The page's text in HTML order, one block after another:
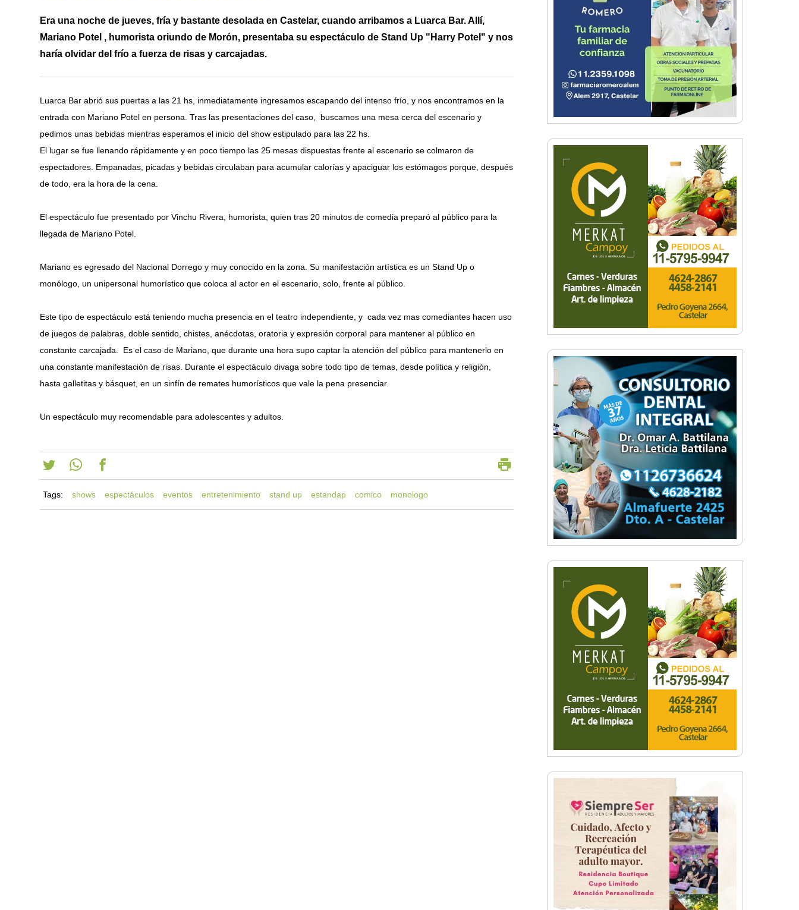
Era una noche de jueves, fría y bastante desolada en Castelar, cuando arribamos a Luarca Bar. Allí,
Mariano Potel , humorista oriundo de Morón, presentaba su espectáculo de Stand Up "Harry Potel" y nos
haría olvidar del frío a fuerza de risas y carcajadas.
Luarca Bar abrió sus puertas a las 21 hs, inmediatamente ingresamos escapando del intenso frío, y nos encontramos en la
entrada con Mariano Potel en persona. Tras las presentaciones del caso, buscamos una mesa cerca del escenario y
pedimos unas bebidas mientras esperamos el inicio del show estipulado para las 22 hs.
El lugar se fue llenando rápidamente y en poco tiempo las 25 mesas dispuestas frente al escenario se colmaron de
espectadores. Empanadas, picadas y bebidas circulaban para acumular calorías y apaciguar los estómagos porque, después
de todo, era la hora de la cena.
El espectáculo fue presentado por Vinchu Rivera, humorista, quien tras 20 minutos de comedia preparó al público para la
llegada de Mariano Potel.
Mariano es egresado del Nacional Dorrego y muy conocido en la zona. Su manifestación artística es un Stand Up o
monólogo, un unipersonal humorístico que coloca al actor en el escenario, solo, frente al público.
Este tipo de espectáculo está teniendo mucha presencia en el teatro independiente, y cada vez mas comediantes hacen uso
de juegos de palabras, doble sentido, chistes, anécdotas, oratoria y expresión corporal para mantener al público en
constante carcajada. Es el caso de Mariano, que durante una hora supo captar la atención del público para mantenerlo en
una constante manifestación de risas. Durante el espectáculo divaga sobre todo tipo de temas, desde política y religión,
hasta galletitas y básquet, en un sinfín de remates humorísticos que vale la pena presenciar.
Un espectáculo muy recomendable para adolescentes y adultos.
Tags: shows espectáculos eventos entretenimiento stand up estandap comico monologo
¡Sí, prometo! Miles de
estudiantes de Morón
prometieron lealtad a la
bandera
Empresas, emprendedores y
cultura se reunieron en Expo
Morón Se Muestra
Empezá a estudiar en agosto:
la Universidad de Morón abrió
las inscripciones para el
segundo cuatrimestre